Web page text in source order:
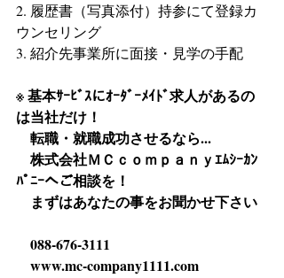
2. 履歴書（写真添付）持参にて登録カ
ウンセリング
3. 紹介先事業所に面接・見学の手配
※ 基本ｻｰﾋﾞｽにｵｰﾀﾞｰﾒｲﾄﾞ求人があるの
は当社だけ！
転職・就職成功させるなら...
株式会社ＭＣｃｏｍｐａｎｙｴﾑｼｰｶﾝ
ﾊﾟﾆｰへご相談を！
まずはあなたの事をお聞かせ下さい
088-676-3111
www.mc-company1111.com